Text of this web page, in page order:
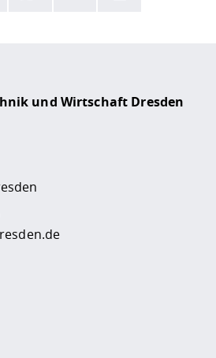
und Wirtschaft Dresden